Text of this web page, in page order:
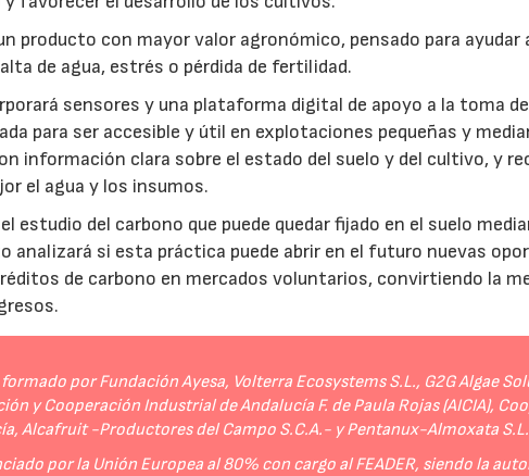
producto con mayor valor agronómico, pensado para
de agua, estrés o pérdida de fertilidad.
sensores y una plataforma digital de apoyo a la toma
para ser accesible y útil en explotaciones pequeñas y
información clara sobre el estado del suelo y del cultivo, y
el agua y los insumos.
estudio del carbono que puede quedar fijado en el suelo
analizará si esta práctica puede abrir en el futuro nuevas
de carbono en mercados voluntarios, convirtiendo la
por Fundación Ayesa, Volterra Ecosystems S.L., G2G Algae
y Cooperación Industrial de Andalucía F. de Paula Rojas (AICIA),
Alcafruit -Productores del Campo S.C.A.- y Pentanux-Almoxata S.L.
por la Unión Europea al 80% con cargo al FEADER, siendo la